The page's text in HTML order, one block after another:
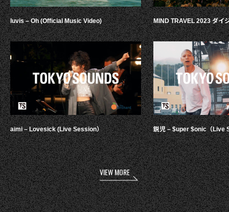
luvis – Oh (Official Music Video)
aimi – Lovesick (Live Session）
MIND TRAVEL 2023 ダイ
鋭児 – $uper $onic（Live
VIEW MORE